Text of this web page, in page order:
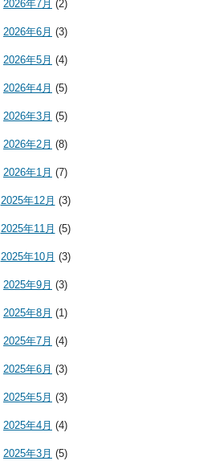
2026年7月 (2)
2026年6月 (3)
2026年5月 (4)
2026年4月 (5)
2026年3月 (5)
2026年2月 (8)
2026年1月 (7)
2025年12月 (3)
2025年11月 (5)
2025年10月 (3)
2025年9月 (3)
2025年8月 (1)
2025年7月 (4)
2025年6月 (3)
2025年5月 (3)
2025年4月 (4)
2025年3月 (5)